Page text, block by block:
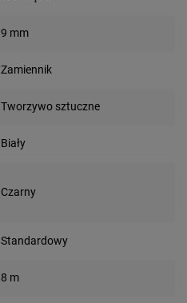
9 mm
Zamiennik
Tworzywo sztuczne
Biały
Czarny
Standardowy
8 m